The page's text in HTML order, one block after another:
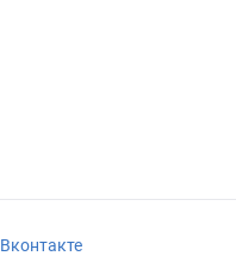
Вконтакте